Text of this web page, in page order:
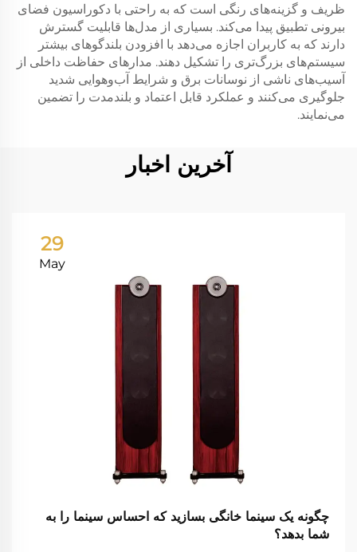
ظریف و گزینه‌های رنگی است که به راحتی با دکوراسیون فضای
بیرونی تطبیق پیدا می‌کند. بسیاری از مدل‌ها قابلیت گسترش
دارند که به کاربران اجازه می‌دهد با افزودن بلندگوهای بیشتر
سیستم‌های بزرگ‌تری را تشکیل دهند. مدارهای حفاظت داخلی از
آسیب‌های ناشی از نوسانات برق و شرایط آب‌وهوایی شدید
جلوگیری می‌کنند و عملکرد قابل اعتماد و بلندمدت را تضمین
می‌نمایند.
آخرین اخبار
29
May
چگونه یک سینما خانگی بسازید که احساس سینما را به
شما بدهد؟